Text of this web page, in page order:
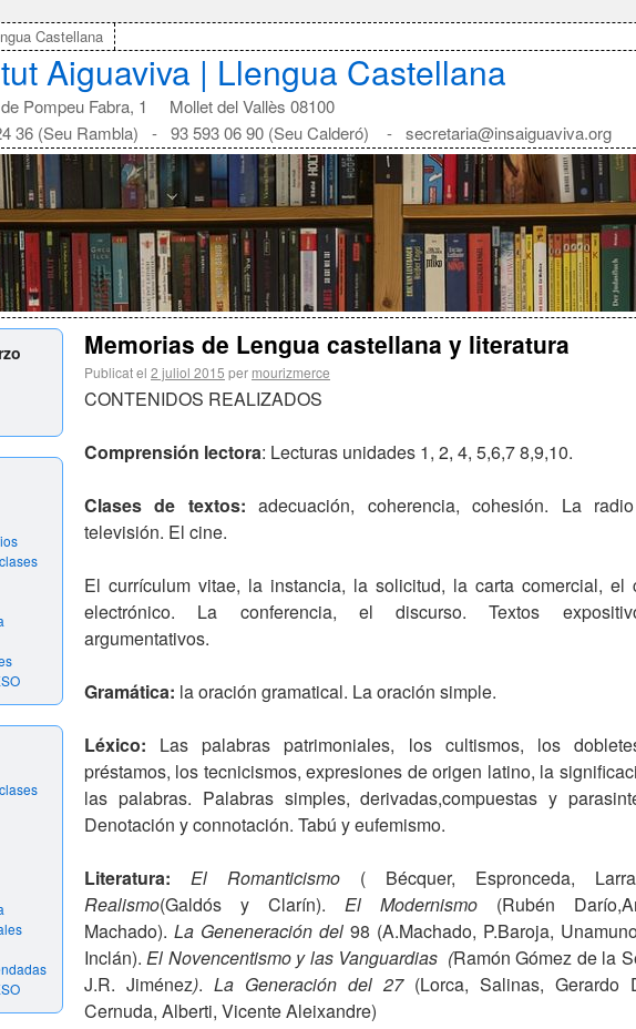
Castellana
Aiguaviva | Llengua Castellana
Pompeu Fabra, 1 Mollet del Vallès 08100
36 (Seu Rambla) - 93 593 06 90 (Seu Calderó) - secretaria@insaiguaviva.org
Memorias de Lengua castellana y literatura
Publicat el 2 juliol 2015 per mourizmerce
CONTENIDOS REALIZADOS
Comprensión lectora: Lecturas unidades 1, 2, 4, 5,6,7 8,9,10.
Clases de textos: adecuación, coherencia, cohesión. La
televisión. El cine.
El currículum vitae, la instancia, la solicitud, la carta comercial, el
electrónico. La conferencia, el discurso. Textos
argumentativos.
Gramática: la oración gramatical. La oración simple.
Léxico: Las palabras patrimoniales, los cultismos, los
préstamos, los tecnicismos, expresiones de origen latino, la
las palabras. Palabras simples, derivadas,compuestas y
Denotación y connotación. Tabú y eufemismo.
Literatura: El Romanticismo ( Bécquer, Espronceda,
Realismo(Galdós y Clarín). El Modernismo (Rubén
Machado). La Geneneración del 98 (A.Machado, P.Baroja,
Inclán).El Novencentismo y las Vanguardias (Ramón Gómez de la
J.R. Jiménez). La Generación del 27(Lorca, Salinas, Gerardo
Cernuda, Alberti, Vicente Aleixandre)